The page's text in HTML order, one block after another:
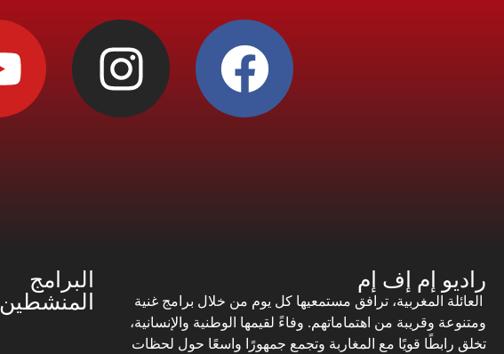
راديو إم إف إم
العائلة المغربية، ترافق مستمعيها كل يوم من خلال برامج غنية
ومتنوعة وقريبة من اهتماماتهم. وفاءً لقيمها الوطنية والإنسانية،
تخلق رابطًا قويًا مع المغاربة وتجمع جمهورًا واسعًا حول لحظات
البرامج
المنشطين